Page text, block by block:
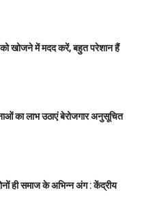
को खोजने में मदद करें, बहुत परेशान हैं
का लाभ उठाएं बेरोजगार अनुसूचित
ही समाज के अभिन्न अंग : केंद्रीय